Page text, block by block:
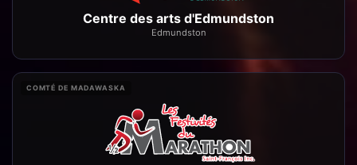
Centre des arts d'Edmundston
Edmundston
COMTÉ DE MADAWASKA